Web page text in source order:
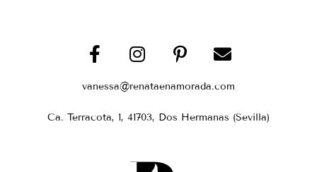
vanessa@renataenamorada.com
Ca. Terracota, 1, 41703, Dos Hermanas (Sevilla)